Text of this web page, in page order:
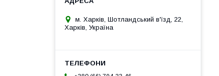
м. Харків, Шотландський в'їзд, 22,
Харків, Україна